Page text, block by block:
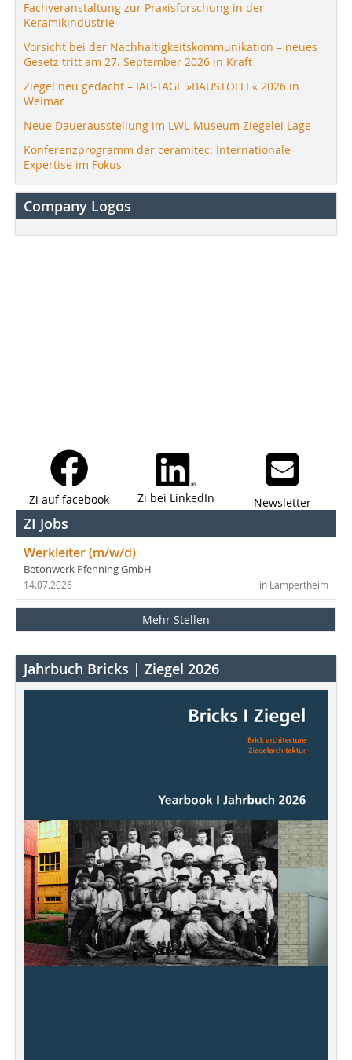
Fachveranstaltung zur Praxisforschung in der
Keramikindustrie
Vorsicht bei der Nachhaltigkeitskommunikation – neues
Gesetz tritt am 27. September 2026 in Kraft
Ziegel neu gedacht – IAB-TAGE »BAUSTOFFE« 2026 in
Weimar
Neue Dauerausstellung im LWL-Museum Ziegelei Lage
Konferenzprogramm der ceramitec: Internationale
Expertise im Fokus
Company Logos
Zi auf facebook Zi bei LinkedIn Newsletter
ZI Jobs
Werkleiter (m/w/d)
Betonwerk Pfenning GmbH
in Lampertheim
14.07.2026
Mehr Stellen
Jahrbuch Bricks | Ziegel 2026